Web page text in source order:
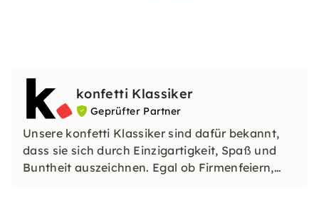
konfetti Klassiker
Geprüfter Partner
Unsere konfetti Klassiker sind dafür bekannt,
dass sie sich durch Einzigartigkeit, Spaß und
Buntheit auszeichnen. Egal ob Firmenfeiern,